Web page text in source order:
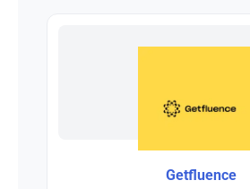
Getfluence